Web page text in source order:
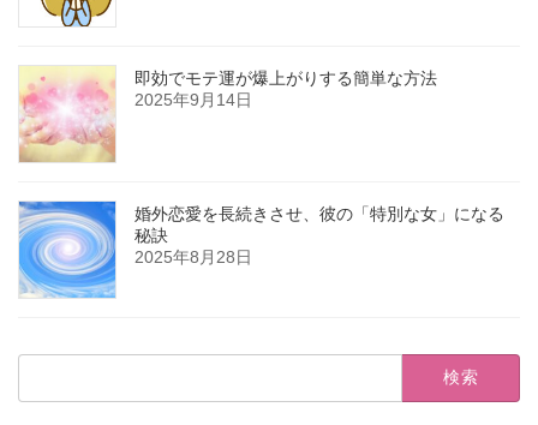
即効でモテ運が爆上がりする簡単な方法
2025年9月14日
婚外恋愛を長続きさせ、彼の「特別な女」になる
秘訣
2025年8月28日
検